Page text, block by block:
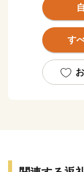
判所）の三権の主
展する丸の内・大
見せる番町・麹町
である秋葉原、古
街並みが形成され
また、日本有数の
す